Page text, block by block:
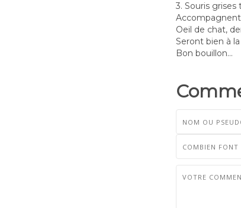
3. Souris
Oeil de chat,
Seront bien à
Bon bouillon...